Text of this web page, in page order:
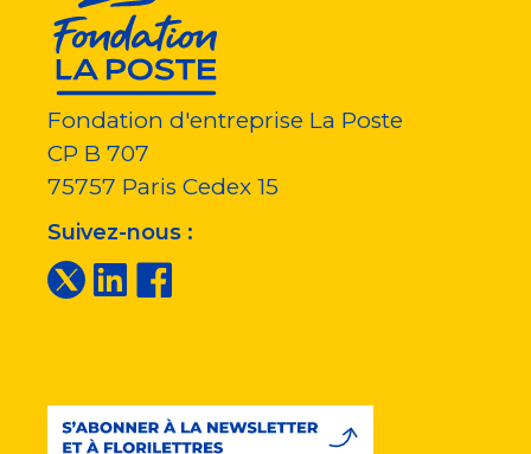
Fondation d'entreprise La Poste
CP B 707
75757 Paris Cedex 15
Suivez-nous :